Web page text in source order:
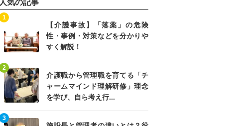
人気の記事
【介護事故】「落薬」の危険
性・事例・対策などを分かりや
すく解説！
1
介護職から管理職を育てる「チ
ャームマインド理解研修」理念
を学び、自ら考え行...
2
3